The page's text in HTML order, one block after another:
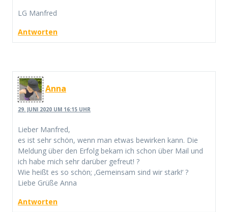
LG Manfred
Antworten
Anna
29. JUNI 2020 UM 16:15 UHR
Lieber Manfred,
es ist sehr schön, wenn man etwas bewirken kann. Die
Meldung über den Erfolg bekam ich schon über Mail und
ich habe mich sehr darüber gefreut! ?
Wie heißt es so schön; ‚Gemeinsam sind wir stark!‘ ?
Liebe Grüße Anna
Antworten